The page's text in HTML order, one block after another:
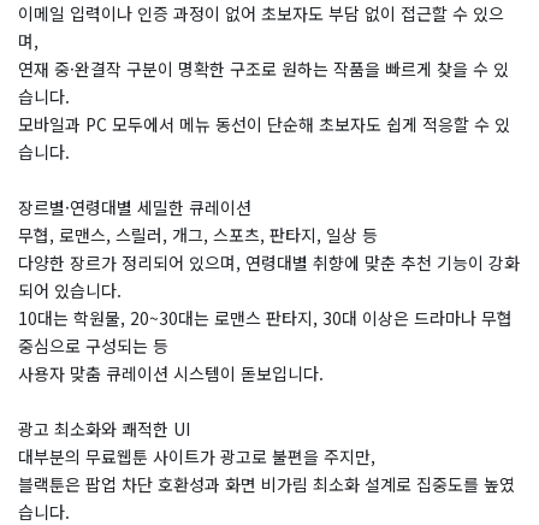
이메일 입력이나 인증 과정이 없어 초보자도 부담 없이 접근할 수 있으
며,
연재 중·완결작 구분이 명확한 구조로 원하는 작품을 빠르게 찾을 수 있
습니다.
모바일과 PC 모두에서 메뉴 동선이 단순해 초보자도 쉽게 적응할 수 있
습니다.
장르별·연령대별 세밀한 큐레이션
무협, 로맨스, 스릴러, 개그, 스포츠, 판타지, 일상 등
다양한 장르가 정리되어 있으며, 연령대별 취향에 맞춘 추천 기능이 강화
되어 있습니다.
10대는 학원물, 20~30대는 로맨스 판타지, 30대 이상은 드라마나 무협
중심으로 구성되는 등
사용자 맞춤 큐레이션 시스템이 돋보입니다.
광고 최소화와 쾌적한 UI
대부분의 무료웹툰 사이트가 광고로 불편을 주지만,
블랙툰은 팝업 차단 호환성과 화면 비가림 최소화 설계로 집중도를 높였
습니다.